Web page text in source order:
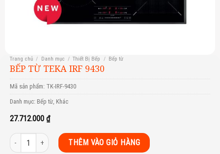
Trang chủ / Danh mục / Thiết Bị Bếp / Bếp từ
BẾP TỪ TEKA IRF 9430
Mã sản phẩm: TK-IRF-9430
Danh mục: Bếp từ Khác
27.712.000 ₫
Bếp từ Teka IRF 9430 số lượngTHÊM VÀO GIỎ HÀNG